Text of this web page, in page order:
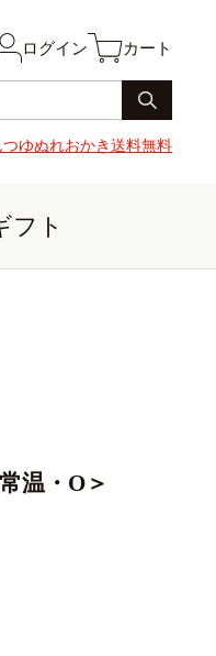
ログイン カート
ゆぬれおかき送料無料
フト
温・O＞